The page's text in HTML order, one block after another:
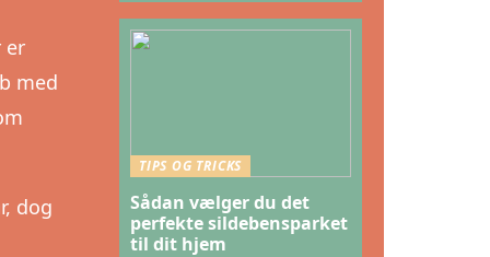
er
med
dog
TIPS OG TRICKS
Sådan vælger du det
perfekte sildebensparket
til dit hjem